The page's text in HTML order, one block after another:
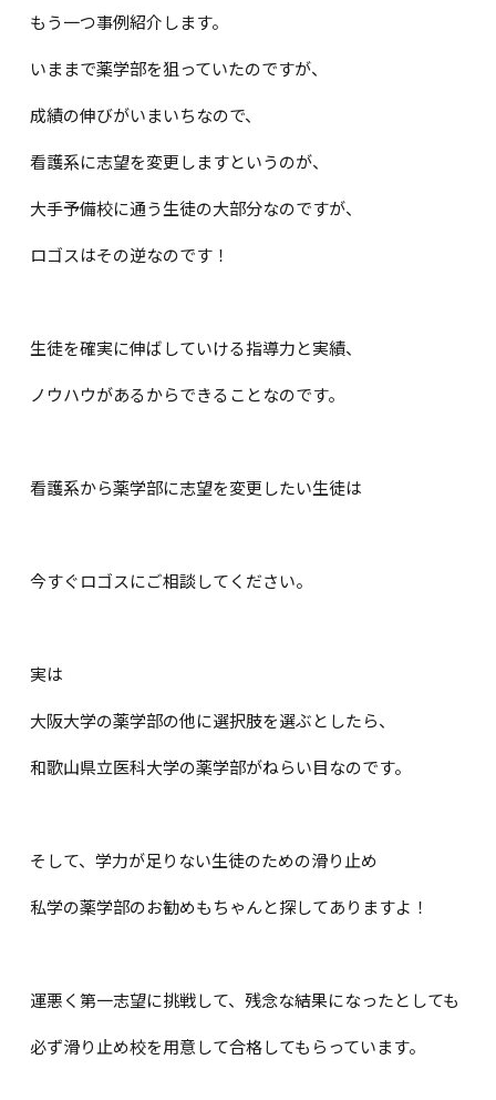
もう一つ事例紹介します。
いままで薬学部を狙っていたのですが、
成績の伸びがいまいちなので、
看護系に志望を変更しますというのが、
大手予備校に通う生徒の大部分なのですが、
ロゴスはその逆なのです！
生徒を確実に伸ばしていける指導力と実績、
ノウハウがあるからできることなのです。
看護系から薬学部に志望を変更したい生徒は
今すぐロゴスにご相談してください。
実は
大阪大学の薬学部の他に選択肢を選ぶとしたら、
和歌山県立医科大学の薬学部がねらい目なのです。
そして、学力が足りない生徒のための滑り止め
私学の薬学部のお勧めもちゃんと探してありますよ！
運悪く第一志望に挑戦して、残念な結果になったとしても
必ず滑り止め校を用意して合格してもらっています。